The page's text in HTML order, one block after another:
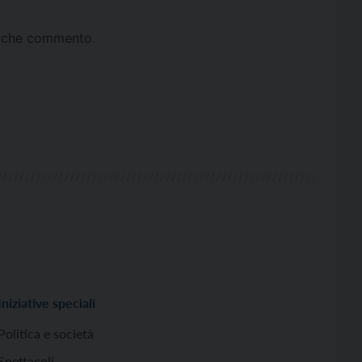
commento.
Iniziative speciali
Politica e società